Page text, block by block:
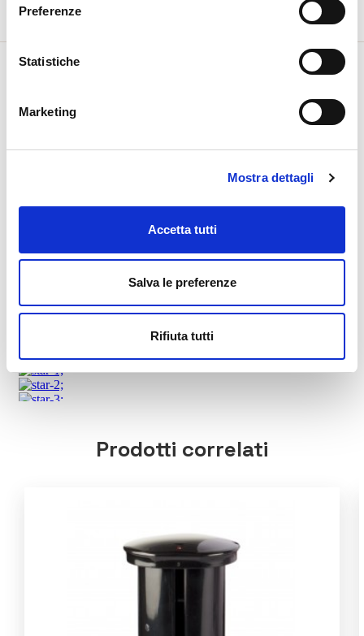
Preferenze
Statistiche
Marketing
Mostra dettagli
Accetta tutti
Salva le preferenze
Rifiuta tutti
Prodotti correlati